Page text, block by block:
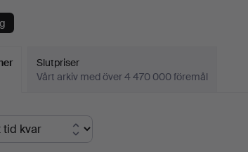
Slutpriser
Vårt arkiv med över 4 470 000 föremål